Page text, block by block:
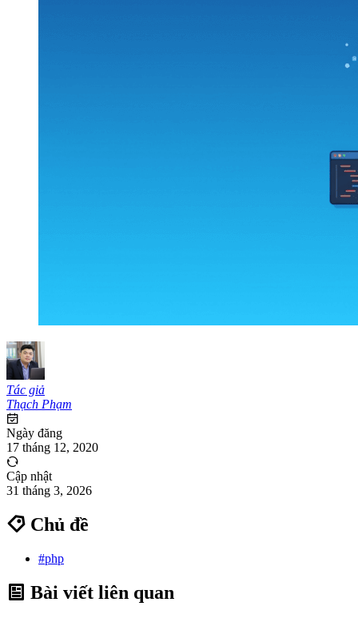
Tác giả
Thạch Phạm
Ngày đăng
17 tháng 12, 2020
Cập nhật
31 tháng 3, 2026
Chủ đề
#php
Bài viết liên quan